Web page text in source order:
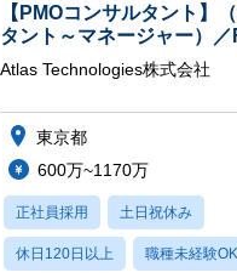
【PMOコンサルタント】
タント～マネージャー）
領域／設立5年弱で上場
Atlas Technologies株式会社
東京都
600万~1170万
正社員採用 土日祝休み
休日120日以上 職種未経験OK